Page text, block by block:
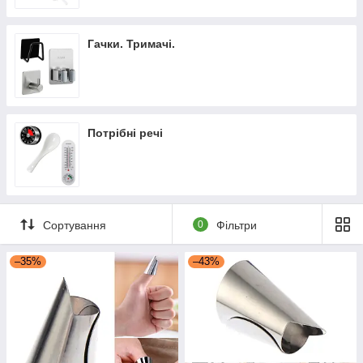
Гачки. Тримачі.
Потрібні речі
Сортування 0 Фільтри
–35% –43%